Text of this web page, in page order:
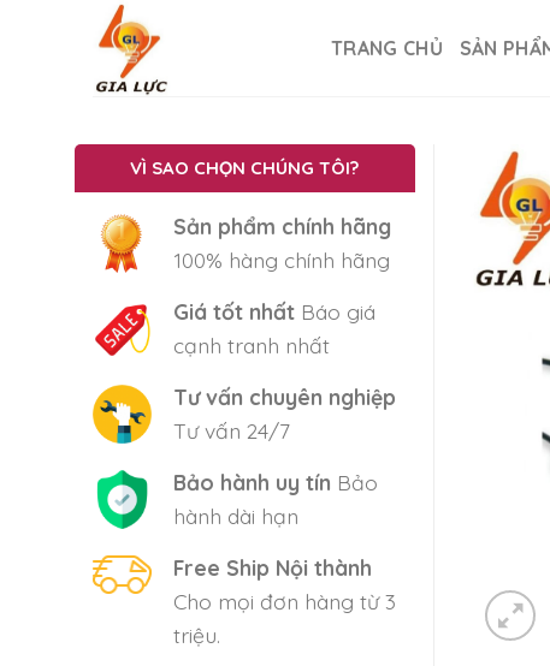
TRANG CHỦ SẢN
VÌ SAO CHỌN CHÚNG TÔI?
Sản phẩm chính hãng
100% hàng chính hãng
Giá tốt nhấtBáo giá
cạnh tranh nhất
Tư vấn chuyên nghiệp
Tư vấn 24/7
Bảo hành uy tín Bảo
hành dài hạn
Free Ship Nội thành
Cho mọi đơn hàng từ 3
triệu.